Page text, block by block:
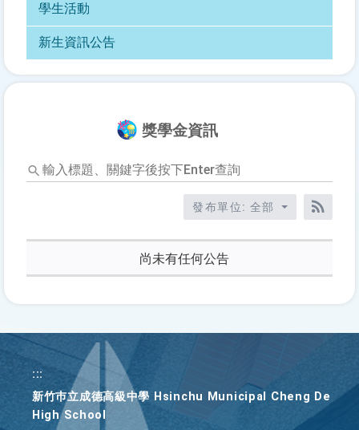
學生活動
新生資訊公告
獎學金資訊
輸
入
後
Enter
查
詢
發布單位: 全部
RSS訂
尚未有任何公告
:::
新竹巿立成德高級中學 Hsinchu Municipal Cheng De
High School